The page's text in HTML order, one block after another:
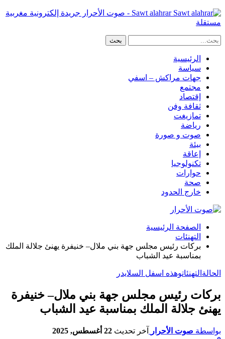
Sawt alahrar - صوت الأحرار جريدة إلكترونية مغربية
مستقلة
الرئيسية
سياسة
جهات مراكش – اسفي
مجتمع
إقتصاد
ثقافة وفن
تمازيغت
رياضة
صوت و صورة
بيئة
إعاقة
تكنولوجيا
حوارات
صحة
خارج الحدود
الصفحة الرئيسية
التهنئات
بركات رئيس مجلس جهة بني ملال– خنيفرة يهنئ جلالة الملك
بمناسبة عيد الشباب
الحالة التهنئاتوهذه اسفل السلايدر
بركات رئيس مجلس جهة بني ملال– خنيفرة
يهنئ جلالة الملك بمناسبة عيد الشباب
بواسطة صوت الأحرار آخر تحديث 22 أغسطس, 2025